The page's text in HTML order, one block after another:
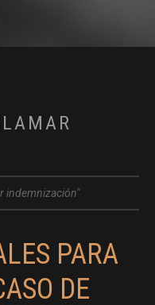
indemnización"
PARA
DE